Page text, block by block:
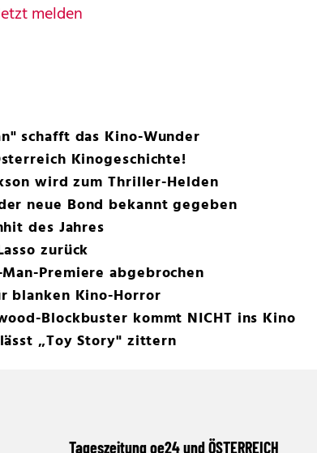
melden
schafft das Kino-Wunder
Kinogeschichte!
wird zum Thriller-Helden
neue Bond bekannt gegeben
des Jahres
zurück
Premiere abgebrochen
blanken Kino-Horror
Blockbuster kommt NICHT ins Kino
„Toy Story" zittern
Tageszeitung oe24 und ÖSTERREICH